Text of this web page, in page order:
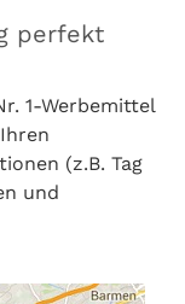
perfekt
1-Werbemittel
(z.B. Tag
und